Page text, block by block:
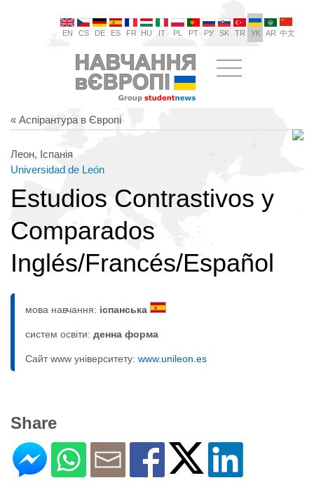
EN CS DE ES FR HU IT PL PT РУ SK TR УК AR 中文
« Аспірантура в Європі
Леон, Іспанія
Universidad de León
Estudios Contrastivos y
Comparados
Inglés/Francés/Español
мова навчання: іспанська
систем освіти: денна форма
Сайт www університету: www.unileon.es
Share